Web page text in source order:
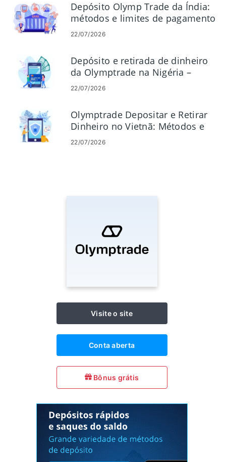
Depósito Olymp Trade da Índia:
métodos e limites de pagamento
22/07/2026
Depósito e retirada de dinheiro
da Olymptrade na Nigéria –
Métodos de pagamento
22/07/2026
Olymptrade Depositar e Retirar
Dinheiro no Vietnã: Métodos e
Limites
22/07/2026
Visite o site
Conta aberta
Bônus grátis